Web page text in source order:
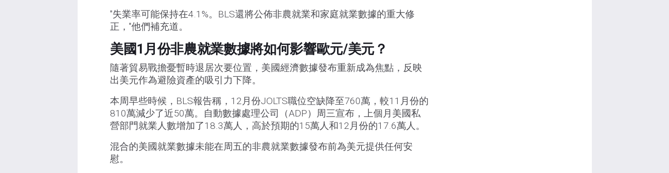
"失業率可能保持在4.1%。BLS還將公佈非農就業和家庭就業數據的重大修
正，"他們補充道。
美國1月份非農就業數據將如何影響歐元/美元？
隨著貿易戰擔憂暫時退居次要位置，美國經濟數據發布重新成為焦點，反映
出美元作為避險資產的吸引力下降。
本周早些時候，BLS報告稱，12月份JOLTS職位空缺降至760萬，較11月份的
810萬減少了近50萬。自動數據處理公司（ADP）周三宣布，上個月美國私
營部門就業人數增加了18.3萬人，高於預期的15萬人和12月份的17.6萬人。
混合的美國就業數據未能在周五的非農就業數據發布前為美元提供任何安
慰。